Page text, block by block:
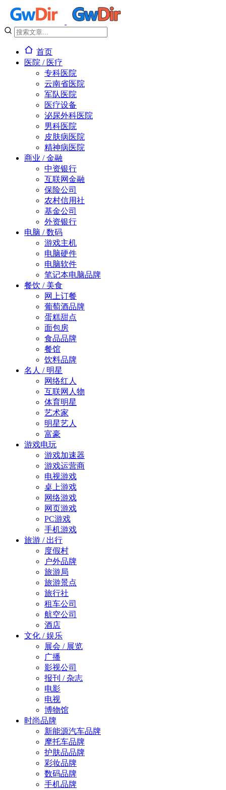
首页
医院 / 医疗
专科医院
云南省医院
军队医院
医疗设备
泌尿外科医院
男科医院
皮肤病医院
精神病医院
商业 / 金融
中资银行
互联网金融
保险公司
农村信用社
基金公司
外资银行
电脑 / 数码
游戏主机
电脑硬件
电脑软件
笔记本电脑品牌
餐饮 / 美食
网上订餐
葡萄酒品牌
蛋糕甜点
面包房
食品品牌
餐馆
饮料品牌
名人 / 明星
网络红人
互联网人物
体育明星
艺术家
明星艺人
富豪
游戏电玩
游戏加速器
游戏运营商
电视游戏
桌上游戏
网络游戏
网页游戏
PC游戏
手机游戏
旅游 / 出行
度假村
户外品牌
旅游局
旅游景点
旅行社
租车公司
航空公司
酒店
文化 / 娱乐
展会 / 展览
广播
影视公司
报刊 / 杂志
电影
电视
博物馆
时尚品牌
新能源汽车品牌
摩托车品牌
护肤品品牌
彩妆品牌
数码品牌
手机品牌